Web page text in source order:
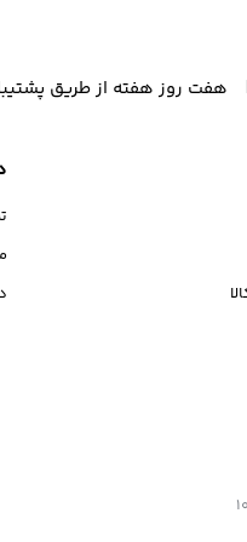
هفت روز هفته از طریق